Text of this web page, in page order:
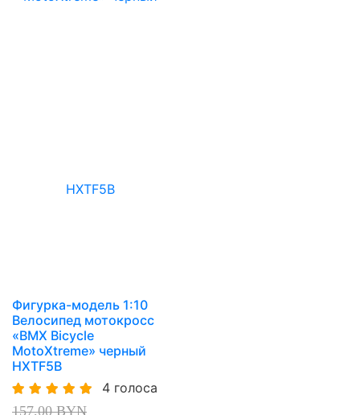
Фигурка-модель 1:10
Велосипед мотокросс
«BMX Bicycle
MotoXtreme» черный
HXTF5B
4 голоса
157,00 BYN